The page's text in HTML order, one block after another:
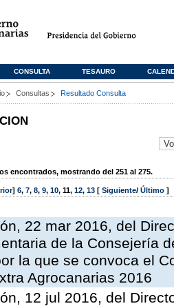
CONSULTA TESAURO
Consultas Resultado Consulta
encontrados, mostrando del 251 al 275.
] 6, 7, 8, 9, 10, 11, 12, 13 [ Siguiente/ Último ]
22 mar 2016, del
de la Consejería
la que se convoca el
Agrocanarias 2016
12 jul 2016, del